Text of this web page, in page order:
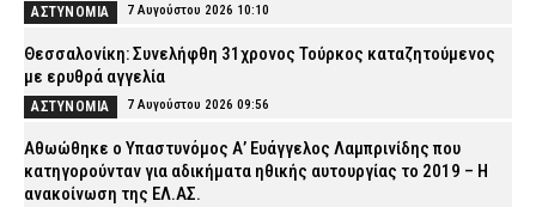
ΑΣΤΥΝΟΜΙΑ 7 Αυγούστου 2026 10:10
Θεσσαλονίκη: Συνελήφθη 31χρονος Τούρκος καταζητούμενος
με ερυθρά αγγελία
ΑΣΤΥΝΟΜΙΑ 7 Αυγούστου 2026 09:56
Αθωώθηκε ο Υπαστυνόμος Α’ Ευάγγελος Λαμπρινίδης που
κατηγορούνταν για αδικήματα ηθικής αυτουργίας το 2019 – Η
ανακοίνωση της ΕΛ.ΑΣ.